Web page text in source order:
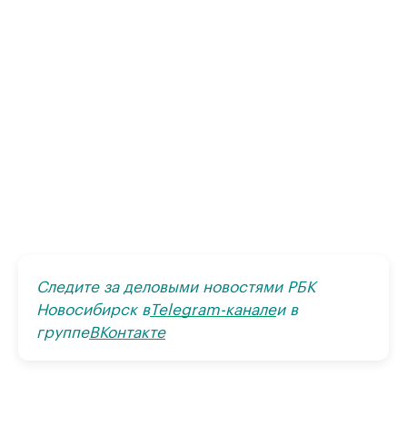
Следите за деловыми новостями РБК
Новосибирск вTelegram-каналеи в
группеВКонтакте